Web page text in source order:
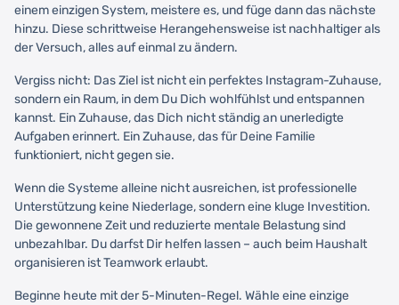
einem einzigen System, meistere es, und füge dann das nächste
hinzu. Diese schrittweise Herangehensweise ist nachhaltiger als
der Versuch, alles auf einmal zu ändern.
Vergiss nicht: Das Ziel ist nicht ein perfektes Instagram-Zuhause,
sondern ein Raum, in dem Du Dich wohlfühlst und entspannen
kannst. Ein Zuhause, das Dich nicht ständig an unerledigte
Aufgaben erinnert. Ein Zuhause, das für Deine Familie
funktioniert, nicht gegen sie.
Wenn die Systeme alleine nicht ausreichen, ist professionelle
Unterstützung keine Niederlage, sondern eine kluge Investition.
Die gewonnene Zeit und reduzierte mentale Belastung sind
unbezahlbar. Du darfst Dir helfen lassen – auch beim Haushalt
organisieren ist Teamwork erlaubt.
Beginne heute mit der 5-Minuten-Regel. Wähle eine einzige